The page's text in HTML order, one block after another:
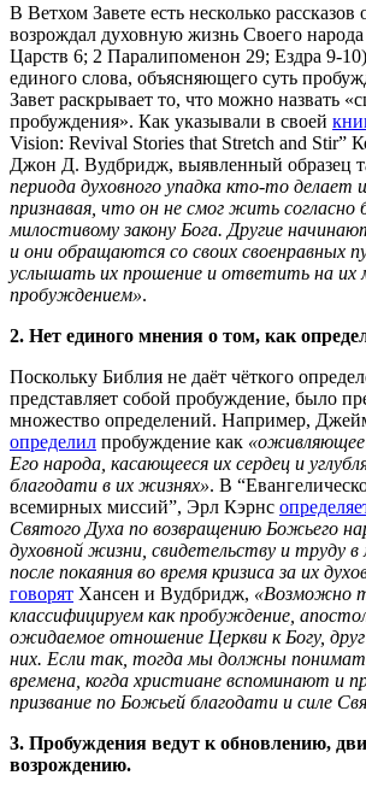
В Ветхом Завете есть несколько рассказов
возрождал духовную жизнь Своего
Царств 6; 2 Паралипоменон 29; Ездра 9-
единого слова, объясняющего суть
Завет раскрывает то, что можно назвать
пробуждения». Как указывали в своей
Vision: Revival Stories that Stretch and Stir”
Джон Д. Вудбридж, выявленный образец
периода духовного упадка кто-то делает
признавая, что он не смог жить согласно
милостивому закону Бога. Другие
и они обращаются со своих своенравных
услышать их прошение и ответить на их
пробуждением».
2. Нет единого мнения о том, как
Поскольку Библия не даёт чёткого
представляет собой пробуждение, было
множество определений. Например,
определил пробуждение как
Его народа, касающееся их сердец и
благодати в их жизнях». В
всемирных миссий”, Эрл Кэрнс
Святого Духа по возвращению Божьего
духовной жизни, свидетельству и труду в
после покаяния во время кризиса за их
говорят Хансен и Вудбридж, «Возможно
классифицируем как пробуждение,
ожидаемое отношение Церкви к Богу, друг
них. Если так, тогда мы должны
времена, когда христиане вспоминают и
призвание по Божьей благодати и силе
3. Пробуждения ведут к обновлению,
возрождению.